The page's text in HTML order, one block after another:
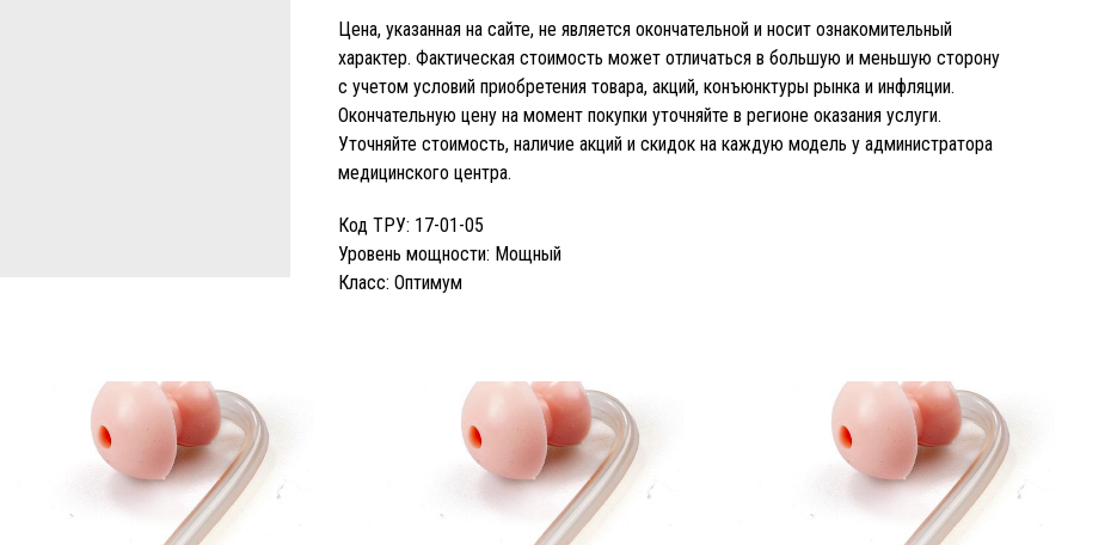
Цена, указанная на сайте, не является окончательной и носит ознакомительный
характер. Фактическая стоимость может отличаться в большую и меньшую сторону
с учетом условий приобретения товара, акций, конъюнктуры рынка и инфляции.
Окончательную цену на момент покупки уточняйте в регионе оказания услуги.
Уточняйте стоимость, наличие акций и скидок на каждую модель у администратора
медицинского центра.
Код ТРУ: 17-01-05
Уровень мощности: Мощный
Класс: Оптимум